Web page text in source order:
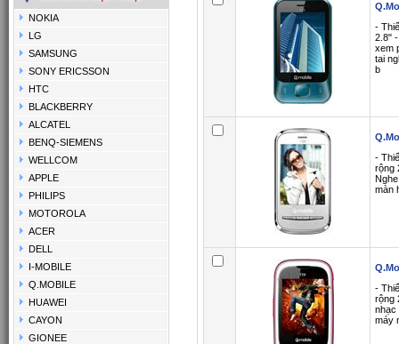
NOKIA
LG
SAMSUNG
SONY ERICSSON
HTC
BLACKBERRY
ALCATEL
BENQ-SIEMENS
WELLCOM
APPLE
PHILIPS
MOTOROLA
ACER
DELL
I-MOBILE
Q.MOBILE
HUAWEI
CAYON
GIONEE
-
2.8"
xem
tai
b
-
rộng
màn
-
rộng
nhạc
máy